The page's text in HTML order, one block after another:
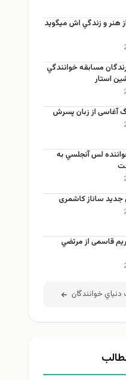
هنر و زندگي اش ميگويد
مسابقه خوانندگي
استار
آغاسی از زبان پسرش
لس آنجلسي به
ساناز کاشمری
قاسمی از مرتضي
خوانندگان